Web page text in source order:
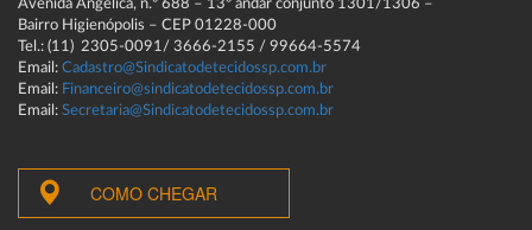
Avenida Angélica, n.º 688 – 13º andar conjunto 1301/1306 –
Bairro Higienópolis – CEP 01228-000
Tel.: (11) 2305-0091/ 3666-2155 / 99664-5574
Email: Cadastro@Sindicatodetecidossp.com.br
Email: Financeiro@sindicatodetecidossp.com.br
Email: Secretaria@Sindicatodetecidossp.com.br
COMO CHEGAR